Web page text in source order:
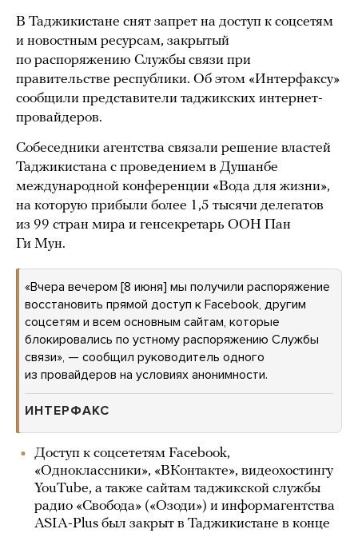
В Таджикистане снят запрет на доступ к соцсетям
и новостным ресурсам, закрытый
по распоряжению Службы связи при
правительстве республики. Об этом «Интерфаксу»
сообщили представители таджикских интернет-
провайдеров.
Собеседники агентства связали решение властей
Таджикистана с проведением в Душанбе
международной конференции «Вода для жизни»,
на которую прибыли более 1,5 тысячи делегатов
из 99 стран мира и генсекретарь ООН Пан
Ги Мун.
«Вчера вечером [8 июня] мы получили распоряжение
восстановить прямой доступ к Facebook, другим
соцсетям и всем основным сайтам, которые
блокировались по устному распоряжению Службы
связи», — сообщил руководитель одного
из провайдеров на условиях анонимности.
ИНТЕРФАКС
Доступ к соцсететям Facebook,
«Одноклассники», «ВКонтакте», видеохостингу
YouTube, а также сайтам таджикской службы
радио «Свобода» («Озоди») и информагентства
ASIA-Plus был закрыт в Таджикистане в конце